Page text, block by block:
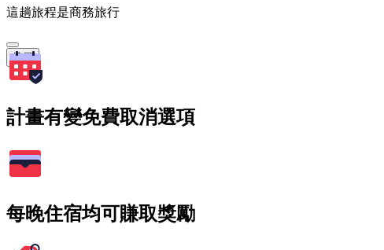
這趟旅程是商務旅行
搜尋
計畫有變免費取消選項
每晚住宿均可賺取獎勵